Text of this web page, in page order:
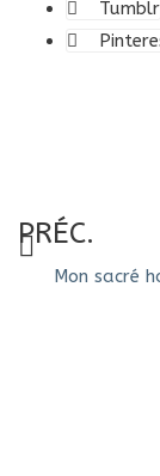
Tumblr
PRÉC.
Mon sacré